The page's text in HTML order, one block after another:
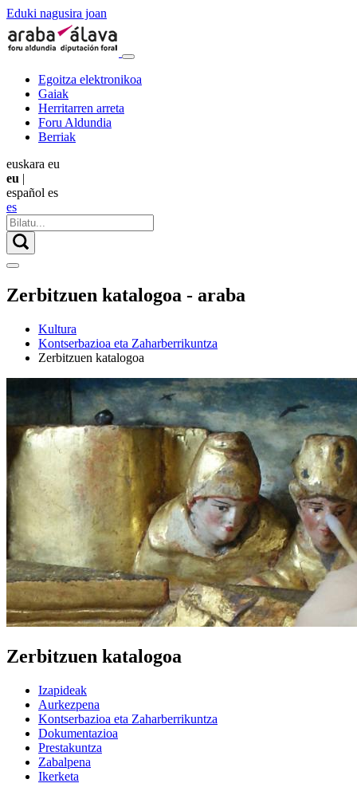
Eduki nagusira joan
Egoitza elektronikoa
Gaiak
Herritarren arreta
Foru Aldundia
Berriak
euskara eu
eu |
español es
es
Zerbitzuen katalogoa - araba
Kultura
Kontserbazioa eta Zaharberrikuntza
Zerbitzuen katalogoa
Zerbitzuen katalogoa
Izapideak
Aurkezpena
Kontserbazioa eta Zaharberrikuntza
Dokumentazioa
Prestakuntza
Zabalpena
Ikerketa